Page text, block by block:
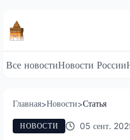
Все новостиНовости России
Главная>Новости>Статья
НОВОСТИ 05 сент.